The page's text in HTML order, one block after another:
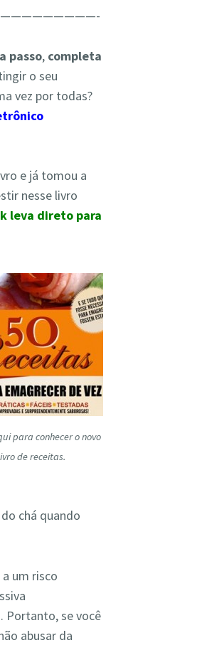
passo, completa
o seu
vez por todas?
e já tomou a
nesse livro
leva direto para
para conhecer o novo
de receitas.
chá quando
um risco
Portanto, se você
abusar da